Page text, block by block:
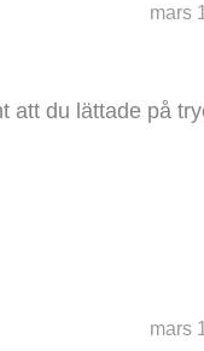
mars
att du lättade på
mars